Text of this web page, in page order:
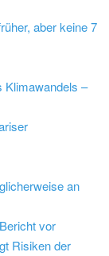
aber keine 7
Klimawandels –
an
vor
Risiken der